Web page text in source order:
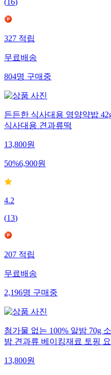
(16)
327적립
무료배송
804명구매중
든든한 식사대용 영양약밥
식사대용 견과류떡
13,800원
50%6,900원
4.2
(13)
207적립
무료배송
2,196명구매중
첨가물 없는 100% 알밤 70g
밤 견과류 베이킹재료 토핑
13,800원